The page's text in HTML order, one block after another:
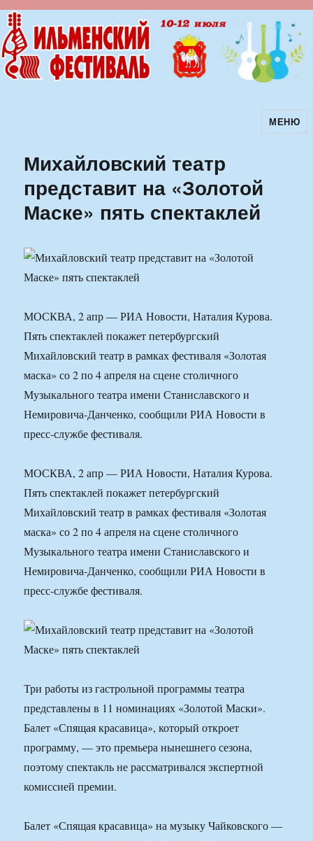
Ильменский фестиваль авторскойМЕНЮ
Михайловский театр
представит на «Золотой
Маске» пять спектаклей
МОСКВА, 2 апр — РИА Новости, Наталия Курова.
Пять спектаклей покажет петербургский
Михайловский театр в рамках фестиваля «Золотая
маска» со 2 по 4 апреля на сцене столичного
Музыкального театра имени Станиславского и
Немировича-Данченко, сообщили РИА Новости в
пресс-службе фестиваля.
МОСКВА, 2 апр — РИА Новости, Наталия Курова.
Пять спектаклей покажет петербургский
Михайловский театр в рамках фестиваля «Золотая
маска» со 2 по 4 апреля на сцене столичного
Музыкального театра имени Станиславского и
Немировича-Данченко, сообщили РИА Новости в
пресс-службе фестиваля.
Три работы из гастрольной программы театра
представлены в 11 номинациях «Золотой Маски».
Балет «Спящая красавица», который откроет
программу, — это премьера нынешнего сезона,
поэтому спектакль не рассматривался экспертной
комиссией премии.
Балет «Спящая красавица» на музыку Чайковского —